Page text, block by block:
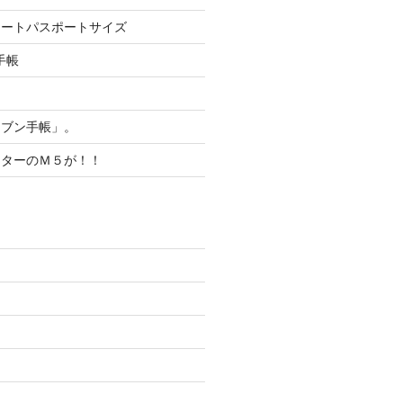
トパスポートサイズ
帳
ン手帳」。
ーのＭ５が！！